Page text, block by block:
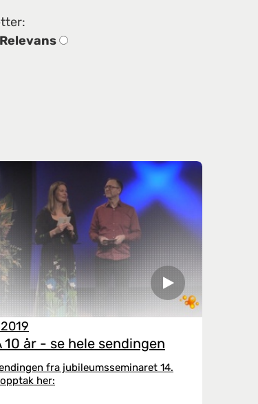
Relevans
10 år - se hele sendingen
fra jubileumsseminaret 14.
her: